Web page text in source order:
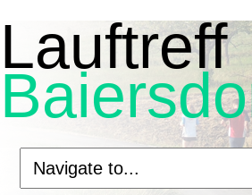
Lauftreff